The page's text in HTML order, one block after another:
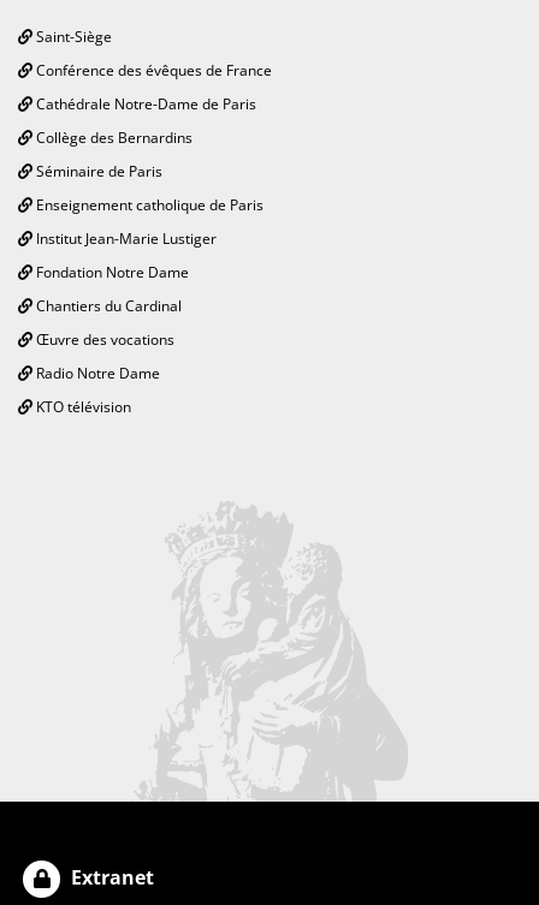
Saint-Siège
Conférence des évêques de France
Cathédrale Notre-Dame de Paris
Collège des Bernardins
Séminaire de Paris
Enseignement catholique de Paris
Institut Jean-Marie Lustiger
Fondation Notre Dame
Chantiers du Cardinal
Œuvre des vocations
Radio Notre Dame
KTO télévision
Extranet